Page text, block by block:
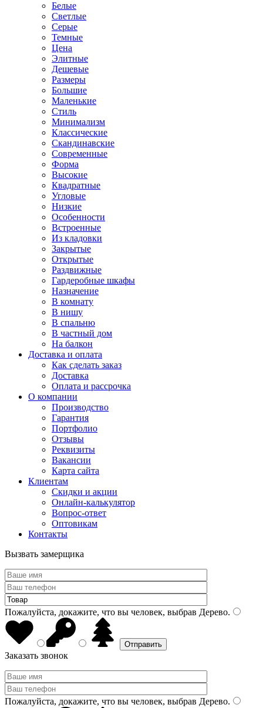
Белые
Светлые
Серые
Темные
Цена
Элитные
Дешевые
Размеры
Большие
Маленькие
Стиль
Минимализм
Классические
Скандинавские
Современные
Форма
Высокие
Квадратные
Угловые
Низкие
Особенности
Встроенные
Из кладовки
Закрытые
Открытые
Раздвижные
Гардеробные шкафы
Назначение
В комнату
В нишу
В спальню
В частный дом
На балкон
Доставка и оплата
Как сделать заказ
Доставка
Оплата и рассрочка
О компании
Производство
Гарантия
Портфолио
Отзывы
Реквизиты
Вакансии
Карта сайта
Клиентам
Скидки и акции
Онлайн-калькулятор
Вопрос-ответ
Оптовикам
Контакты
Вызвать замерщика
Пожалуйста, докажите, что вы человек, выбрав Дерево.
Заказать звонок
Пожалуйста, докажите, что вы человек, выбрав Дерево.